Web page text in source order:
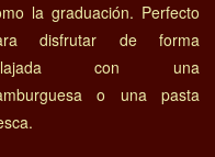
la graduación. Perfecto
disfrutar de forma
con una
o una pasta